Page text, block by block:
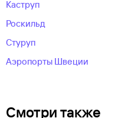
Каструп
Роскильд
Стуруп
Аэропорты Швеции
Смотри также